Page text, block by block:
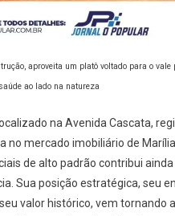
aproveita um platô voltado para o vale
ao lado na natureza
na Avenida Cascata,
no mercado imobiliário de
de alto padrão contribui
Sua posição estratégica, seu
valor histórico, vem tornando